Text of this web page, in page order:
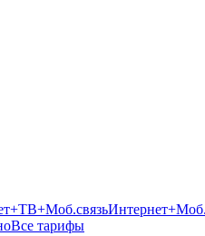
Все тарифы